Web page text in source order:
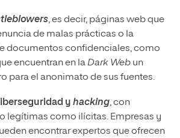
, es decir, páginas web que
de malas prácticas o la
documentos confidenciales, como
encuentran en laDark Webun
para el anonimato de sus fuentes.
y hacking, con
legítimas como ilícitas. Empresas y
encontrar expertos que ofrecen